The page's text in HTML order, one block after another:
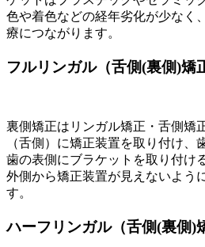
色や着色などの経年劣化が少なく
療につながります。
フルリンガル（舌側(裏側)矯
裏側矯正はリンガル矯正・舌側矯
（舌側）に矯正装置を取り付け、
歯の表側にブラケットを取り付け
外側から矯正装置が見えないよう
す。
ハーフリンガル（舌側(裏側)